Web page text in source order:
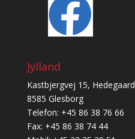
Jylland
Kastbjergvej 15, Hedegaard
8585 Glesborg
Telefon: +45 86 38 76 66
Fax: +45 86 38 74 44